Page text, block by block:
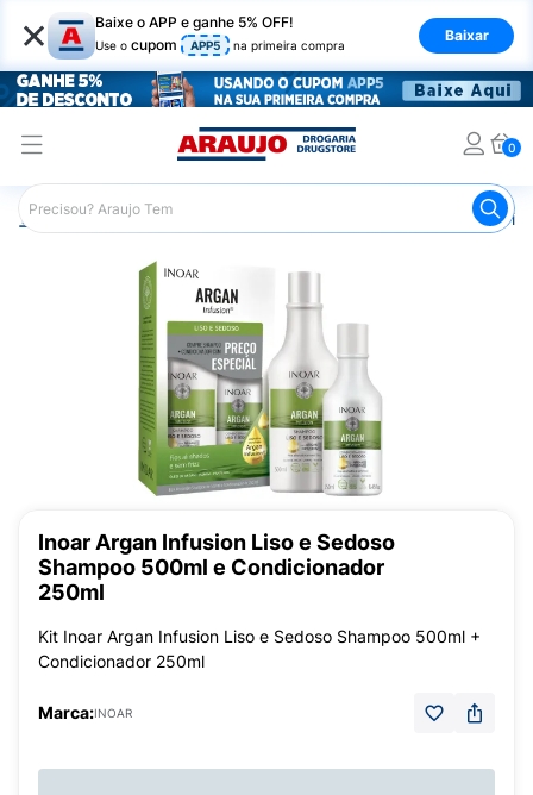
× Baixe o APP e ganhe 5% OFF!
Use o cupom APP5 na primeira compra
Baixar
0
Araujo Cabelo Cabelos Lisos ou com Frizz
Inoar Argan Infusion Liso e Sedoso
Shampoo 500ml e Condicionador
250ml
Kit Inoar Argan Infusion Liso e Sedoso Shampoo 500ml +
Condicionador 250ml
Marca:INOAR